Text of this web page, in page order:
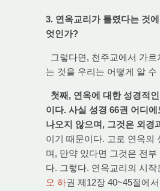
3. 연옥교리가 틀렸다는 것
엇인가?
그렇다면, 천주교에서 가
는 것을 우리는 어떻게 알 수
첫째, 연옥에 대한 성경적
이다. 사실 성경 66권 어디
나오지 않으며, 그것은 외경
이기 때문이다. 고로 연옥의
며, 만약 있다면 그것은 전
다. 그렇다. 연옥교리의 시작
오 하권 제12장 40~45절에